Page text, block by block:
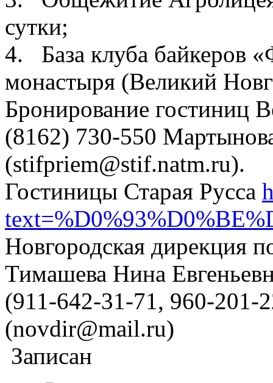
сутки;
4. База клуба байкеров
монастыря (Великий
Бронирование гостиниц
(8162) 730-550
(stifpriem@stif.natm.ru).
Гостиницы Старая Русса
Новгородская дирекция
Тимашева Нина
(911-642-31-71, 960-201-
(novdir@mail.ru)
Записан